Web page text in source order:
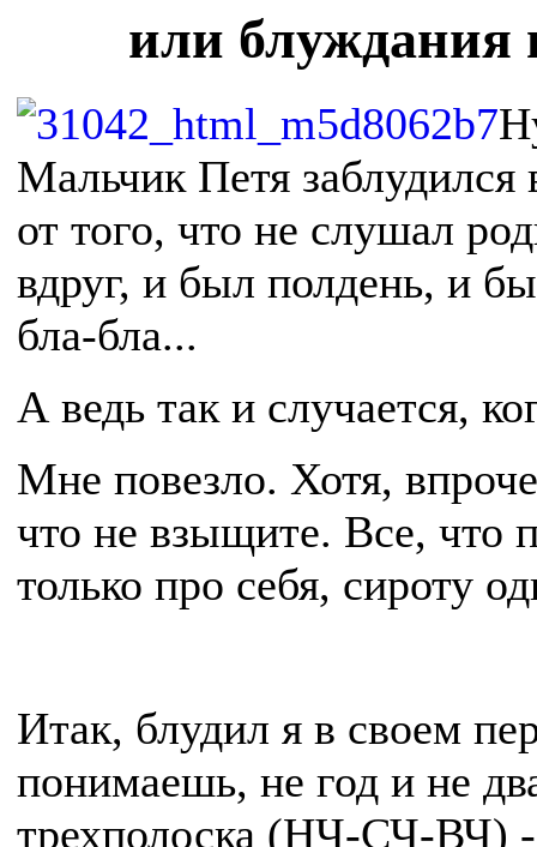
или блуждания
Мальчик Петя заблудился
от того, что не слушал
вдруг, и был полдень, и
бла-бла...
А ведь так и случается,
Мне повезло. Хотя,
что не взыщите. Все, что
только про себя, сироту
Итак, блудил я в своем
понимаешь, не год и не
трехполоска (НЧ-СЧ-ВЧ) -